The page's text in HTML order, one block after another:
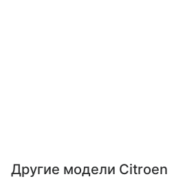
Другие модели Citroen